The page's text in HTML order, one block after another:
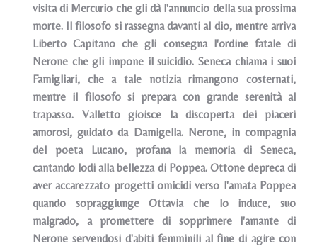
visita di Mercurio che gli dà l'annuncio della sua prossima
morte. Il filosofo si rassegna davanti al dio, mentre arriva
Liberto Capitano che gli consegna l'ordine fatale di
Nerone che gli impone il suicidio. Seneca chiama i suoi
Famigliari, che a tale notizia rimangono costernati,
mentre il filosofo si prepara con grande serenità al
trapasso. Valletto gioisce la discoperta dei piaceri
amorosi, guidato da Damigella. Nerone, in compagnia
del poeta Lucano, profana la memoria di Seneca,
cantando lodi alla bellezza di Poppea. Ottone depreca di
aver accarezzato progetti omicidi verso l'amata Poppea
quando sopraggiunge Ottavia che lo induce, suo
malgrado, a promettere di sopprimere l'amante di
Nerone servendosi d'abiti femminili al fine di agire con